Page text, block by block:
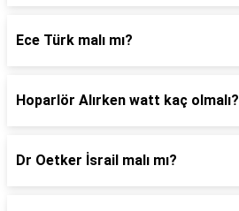
Ece Türk malı mı?
Hoparlör Alırken watt kaç olmalı?
Dr Oetker İsrail malı mı?